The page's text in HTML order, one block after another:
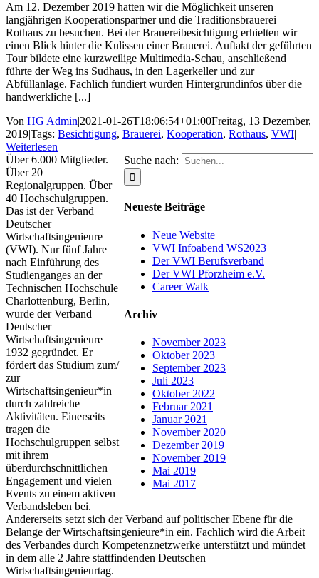
Am 12. Dezember 2019 hatten wir die Möglichkeit unseren
langjährigen Kooperationspartner und die Traditionsbrauerei
Rothaus zu besuchen. Bei der Brauereibesichtigung erhielten wir
einen Blick hinter die Kulissen einer Brauerei. Auftakt der geführten
Tour bildete eine kurzweilige Multimedia-Schau, anschließend
führte der Weg ins Sudhaus, in den Lagerkeller und zur
Abfüllanlage. Fachlich fundiert wurden Hintergrundinfos über die
handwerkliche [...]
Von HG Admin|2021-01-26T18:06:54+01:00Freitag, 13 Dezember,
2019|Tags: Besichtigung, Brauerei, Kooperation, Rothaus, VWI|
Weiterlesen
Suche nach:
Neueste Beiträge
Neue Website
VWI Infoabend WS2023
Der VWI Berufsverband
Der VWI Pforzheim e.V.
Career Walk
Archiv
November 2023
Oktober 2023
September 2023
Juli 2023
Oktober 2022
Februar 2021
Januar 2021
November 2020
Dezember 2019
November 2019
Mai 2019
Mai 2017
Über 6.000 Mitglieder.
Über 20
Regionalgruppen. Über
40 Hochschulgruppen.
Das ist der Verband
Deutscher
Wirtschaftsingenieure
(VWI). Nur fünf Jahre
nach Einführung des
Studienganges an der
Technischen Hochschule
Charlottenburg, Berlin,
wurde der Verband
Deutscher
Wirtschaftsingenieure
1932 gegründet. Er
fördert das Studium zum/
zur
Wirtschaftsingenieur*in
durch zahlreiche
Aktivitäten. Einerseits
tragen die
Hochschulgruppen selbst
mit ihrem
überdurchschnittlichen
Engagement und vielen
Events zu einem aktiven
Verbandsleben bei.
Andererseits setzt sich der Verband auf politischer Ebene für die
Belange der Wirtschaftsingenieure*in ein. Fachlich wird die Arbeit
des Verbandes durch Kompetenznetzwerke unterstützt und mündet
in dem alle 2 Jahre stattfindenden Deutschen
Wirtschaftsingenieurtag.